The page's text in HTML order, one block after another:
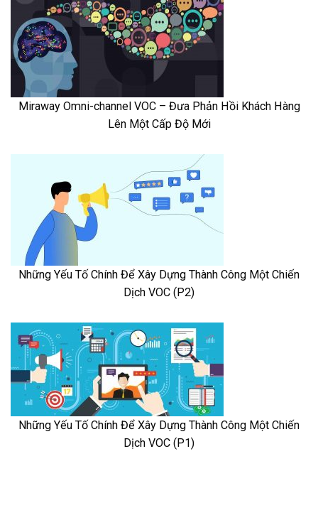
Miraway Omni-channel VOC – Đưa Phản Hồi Khách Hàng
Lên Một Cấp Độ Mới
Những Yếu Tố Chính Để Xây Dựng Thành Công Một Chiến
Dịch VOC (P2)
Những Yếu Tố Chính Để Xây Dựng Thành Công Một Chiến
Dịch VOC (P1)